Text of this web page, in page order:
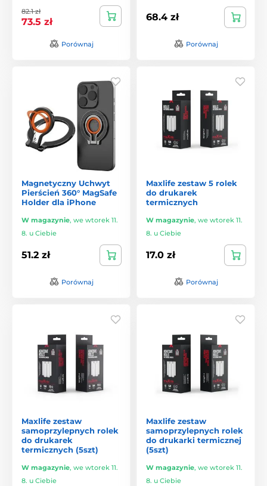
82.1 zł
73.5 zł
Porównaj
68.4 zł
Porównaj
Magnetyczny Uchwyt
Pierścień 360° MagSafe
Holder dla iPhone
W magazynie, we wtorek 11.
8. u Ciebie
51.2 zł
Porównaj
Maxlife zestaw 5 rolek
do drukarek
termicznych
W magazynie, we wtorek 11.
8. u Ciebie
17.0 zł
Porównaj
Maxlife zestaw
samoprzylepnych rolek
do drukarek
termicznych (5szt)
W magazynie, we wtorek 11.
8. u Ciebie
Maxlife zestaw
samoprzylepnych rolek
do drukarki termicznej
(5szt)
W magazynie, we wtorek 11.
8. u Ciebie